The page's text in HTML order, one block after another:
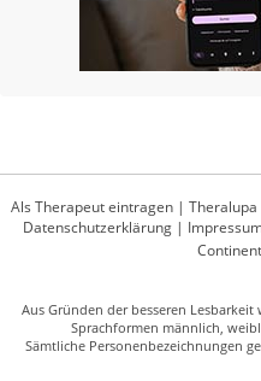
Als Therapeut eintragen | Theralupa
Datenschutzerklärung|
Aus Gründen der besseren
Sprachformen männlich,
Sämtliche Personenbezeichnungen